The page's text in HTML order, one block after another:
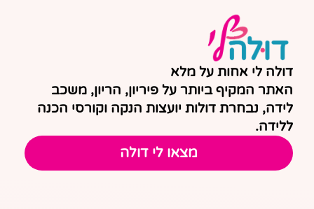
דולה לי אחות על מלא
האתר המקיף ביותר על פיריון, הריון, משכב
לידה, נבחרת דולות יועצות הנקה וקורסי הכנה
ללידה.
מצאו לי דולה